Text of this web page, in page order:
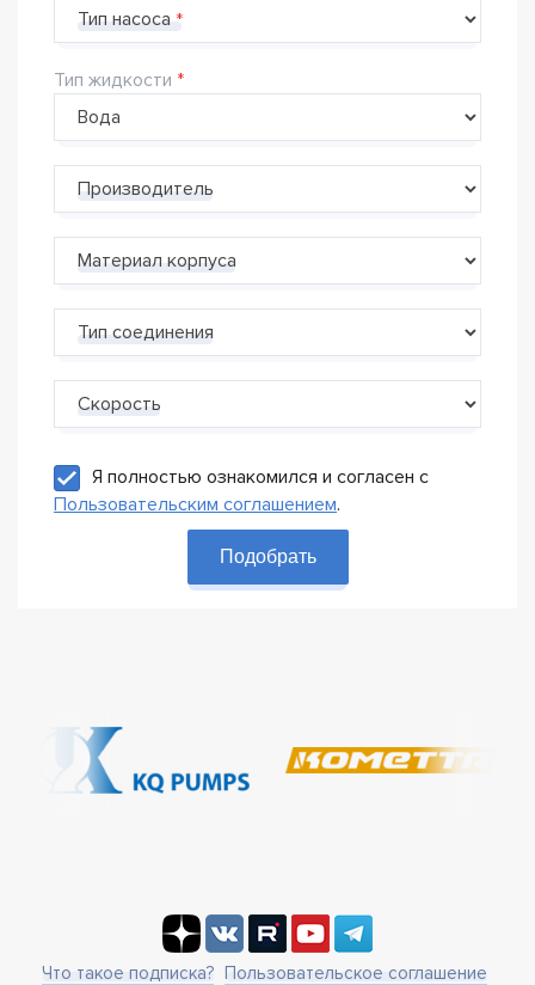
Тип насоса
Тип жидкости
Производитель
Материал корпуса
Тип соединения
Скорость
Я полностью ознакомился и согласен с
Пользовательским соглашением.
Подобрать
Что такое подписка? Пользовательское соглашение